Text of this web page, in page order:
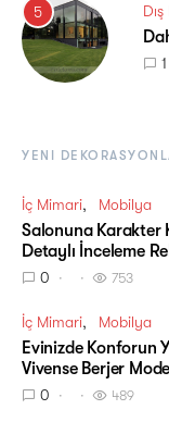
5
1
YENI
İç Mimari Mobilya
Salonuna Karakter
Detaylı İnceleme
0 753
İç Mimari Mobilya
Evinizde Konforun
Vivense Berjer
0 489